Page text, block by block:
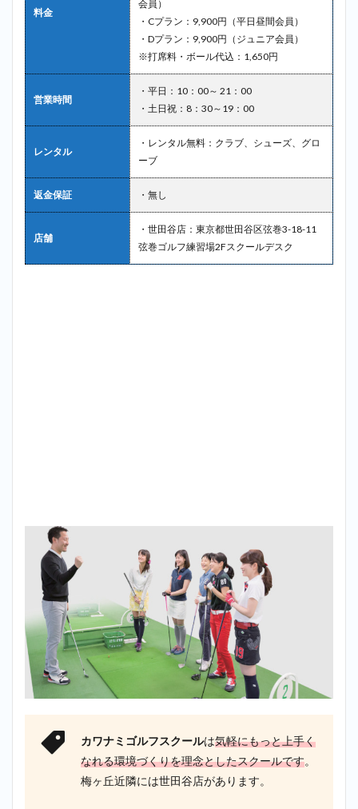
料金
会員）
・Cプラン：9,900円（平日昼間会員）
・Dプラン：9,900円（ジュニア会員）
※打席料・ボール代込：1,650円
営業時間
・平日：10：00～ 21：00
・土日祝：8：30～19：00
レンタル
・レンタル無料：クラブ、シューズ、グロ
ーブ
返金保証 ・無し
店舗
・世田谷店：東京都世田谷区弦巻3-18-11
弦巻ゴルフ練習場2Fスクールデスク
カワナミゴルフスクールは気軽にもっと上手く
なれる環境づくりを理念としたスクールです。
梅ヶ丘近隣には世田谷店があります。